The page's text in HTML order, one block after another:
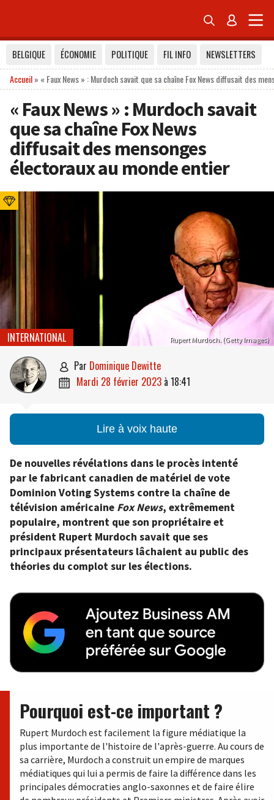
 
BELGIQUE ÉCONOMIE POLITIQUE FIL INFO
NEWSLETTERS
Accueil» « Faux News » : Murdoch savait que sa chaîne Fox News diffusait des
« Faux News » : Murdoch savait
que sa chaîne Fox News
diffusait des mensonges
électoraux au monde entier
Rupert Murdoch. (Getty Images)
INTERNATIONAL
 par Dominique Dewitte
 mardi 28 février 2023 à 18:41
Lire à voix haute
De nouvelles révélations dans le procès intenté
par le fabricant canadien de matériel de vote
Dominion Voting Systems contre la chaîne de
télévision américaine Fox News, extrêmement
populaire, montrent que son propriétaire et
président Rupert Murdoch savait que ses
principaux présentateurs lâchaient au public des
théories du complot sur les élections.
Pourquoi est-ce important ?
Rupert Murdoch est facilement la figure médiatique la
plus importante de l'histoire de l'après-guerre. Au cours de
sa carrière, Murdoch a construit un empire de marques
médiatiques qui lui a permis de faire la différence dans les
principales démocraties anglo-saxonnes et de faire élire